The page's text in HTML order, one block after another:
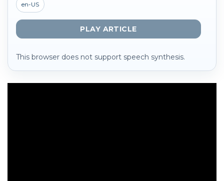
en-US
PLAY ARTICLE
This browser does not support speech synthesis.